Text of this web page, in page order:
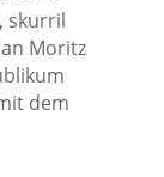
skurril
Moritz
dem